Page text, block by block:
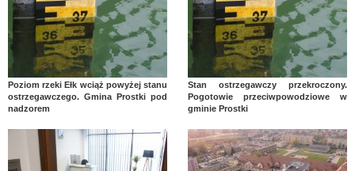
Poziom rzeki Ełk wciąż powyżej stanu
ostrzegawczego. Gmina Prostki pod
nadzorem
Stan ostrzegawczy przekroczony.
Pogotowie przeciwpowodziowe w
gminie Prostki